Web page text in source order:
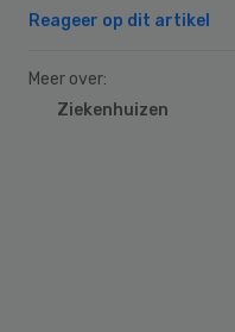
Reageer op dit artikel
Meer over:
Ziekenhuizen